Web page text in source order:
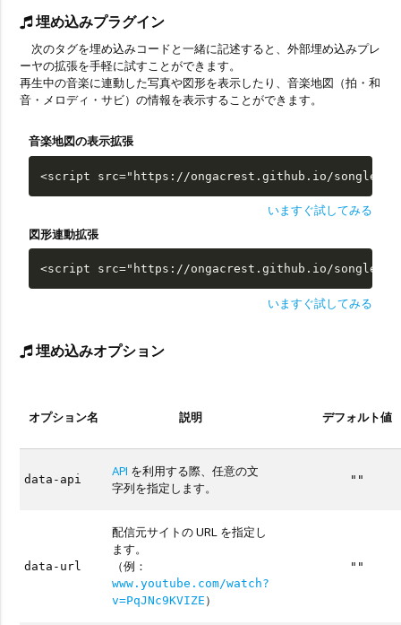
埋め込みプラグイン
次のタグを埋め込みコードと一緒に記述すると、外部埋め込みプレ
ーヤの拡張を手軽に試すことができます。
再生中の音楽に連動した写真や図形を表示したり、音楽地図（拍・和
音・メロディ・サビ）の情報を表示することができます。
音楽地図の表示拡張
<script src="https://ongacrest.github.io/songle-
いますぐ試してみる
図形連動拡張
<script src="https://ongacrest.github.io/songle-
いますぐ試してみる
埋め込みオプション
オプション名 説明 デフォルト値
data-api
API を利用する際、任意の文
字列を指定します。
""
data-url
配信元サイトの URL を指定し
ます。
（例：
www.youtube.com/watch?
v=PqJNc9KVIZE ）
""